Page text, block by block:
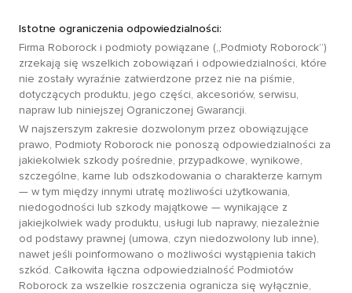
Istotne ograniczenia odpowiedzialności:
Firma Roborock i podmioty powiązane („Podmioty Roborock”)
zrzekają się wszelkich zobowiązań i odpowiedzialności, które
nie zostały wyraźnie zatwierdzone przez nie na piśmie,
dotyczących produktu, jego części, akcesoriów, serwisu,
napraw lub niniejszej Ograniczonej Gwarancji.
W najszerszym zakresie dozwolonym przez obowiązujące
prawo, Podmioty Roborock nie ponoszą odpowiedzialności za
jakiekolwiek szkody pośrednie, przypadkowe, wynikowe,
szczególne, karne lub odszkodowania o charakterze karnym
— w tym między innymi utratę możliwości użytkowania,
niedogodności lub szkody majątkowe — wynikające z
jakiejkolwiek wady produktu, usługi lub naprawy, niezależnie
od podstawy prawnej (umowa, czyn niedozwolony lub inne),
nawet jeśli poinformowano o możliwości wystąpienia takich
szkód. Całkowita łączna odpowiedzialność Podmiotów
Roborock za wszelkie roszczenia ogranicza się wyłącznie,